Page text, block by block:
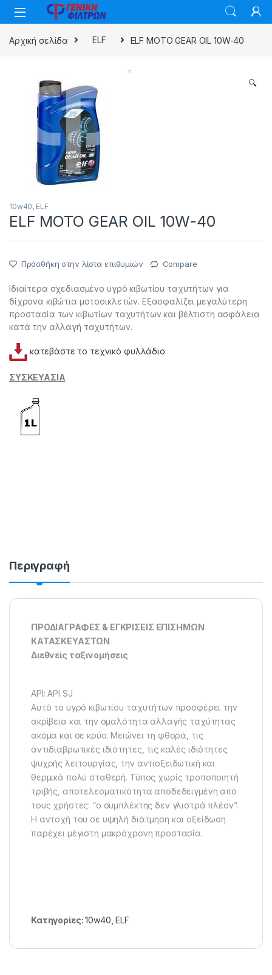
Skip to navigation
Skip to content
Αρχική σελίδα ELF ELF MOTO GEAR OIL 10W-40
🔍
10w40, ELF
ELF MOTO GEAR OIL 10W-40
Πρόσθήκη στην λίστα επιθυμιών Compare
Ιδιαίτερα σχεδιασμένο υγρό κιβωτίου ταχυτήτων για
δίχρονα κιβώτια μοτοσικλετών. Εξασφαλίζει μεγαλύτερη
προστασία των κιβωτίων ταχυτήτων και βέλτιστη ασφάλεια
κατά την αλλαγή ταχυτήτων.
κατεβάστε το τεχνικό φυλλάδιο
ΣΥΣΚΕΥΑΣΙΑ
Περιγραφή
ΠΡΟΔΙΑΓΡΑΦΕΣ & ΕΓΚΡΙΣΕΙΣ ΕΠΙΣΗΜΩΝ
ΚΑΤΑΣΚΕΥΑΣΤΩΝ
Διεθνείς ταξινομήσεις
API: API SJ
Αυτό το υγρό κιβωτίου ταχυτήτων προσφέρει την
ακρίβεια και την ομαλότητα αλλαγής ταχύτητας
ακόμα και σε κρύο. Μειώνει τη φθορά, τις
αντιδιαβρωτικές ιδιότητες, τις καλές ιδιότητες
ψυχρής λειτουργίας, την αντιοξειδωτική και
θερμικά πολύ σταθερή. Τύπος χωρίς τροποποιητή
τριβής, αποτελεσματικότητα αποδεδειγμένη από
τους χρήστες: “ο συμπλέκτης δεν γλιστρά πλέον”.
Η αντοχή του σε υψηλή διάτμηση και οξείδωση
παρέχει μέγιστη μακρόχρονη προστασία.
Κατηγορίες:10w40 ,ELF